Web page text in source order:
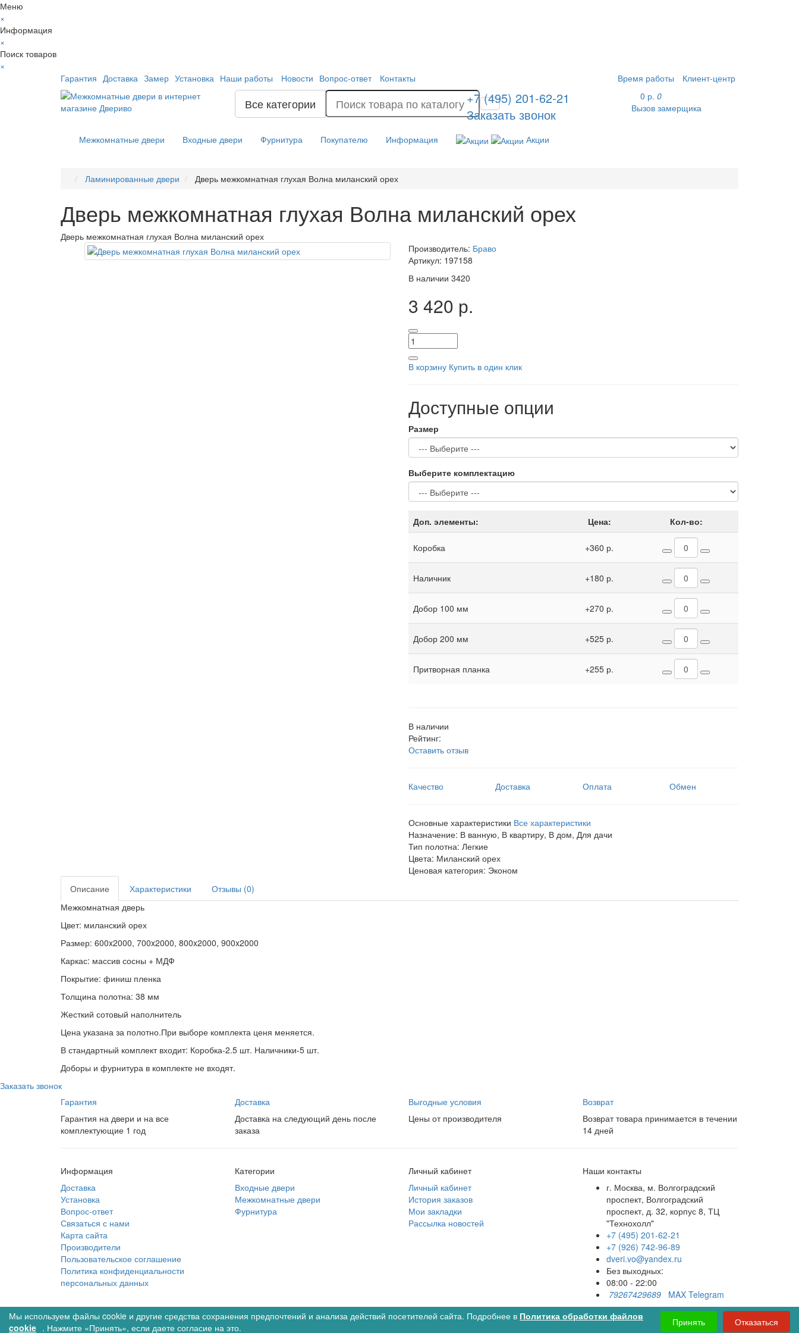
Меню
×
Информация
×
Поиск товаров
×
Гарантия Доставка Замер Установка Наши работы Новости Вопрос-ответ Контакты Время работы Клиент-центр
Все категории
+7 (495) 201-62-21
Заказать звонок
0 р. 0
Вызов замерщика
Межкомнатные двери Входные двери Фурнитура Покупателю Информация Акции
Ламинированные двери Дверь межкомнатная глухая Волна миланский орех
Дверь межкомнатная глухая Волна миланский орех
Дверь межкомнатная глухая Волна миланский орех
Производитель: Браво
Артикул: 197158
В наличии 3420
3 420 р.
В корзину Купить в один клик
Доступные опции
Размер
Выберите комплектацию
Доп. элементы: Цена: Кол-во:
Коробка +360 р.
Наличник +180 р.
Добор 100 мм +270 р.
Добор 200 мм +525 р.
Притворная планка +255 р.
В наличии
Рейтинг:
Оставить отзыв
Качество Доставка Оплата Обмен
Основные характеристики Все характеристики
Назначение: В ванную, В квартиру, В дом, Для дачи
Тип полотна: Легкие
Цвета: Миланский орех
Ценовая категория: Эконом
Описание
Характеристики
Отзывы (0)
Межкомнатная дверь
Цвет: миланский орех
Размер: 600x2000, 700x2000, 800x2000, 900x2000
Каркас: массив сосны + МДФ
Покрытие: финиш пленка
Толщина полотна: 38 мм
Жесткий сотовый наполнитель
Цена указана за полотно.При выборе комплекта ценя меняется.
В стандартный комплект входит: Коробка-2.5 шт. Наличники-5 шт.
Доборы и фурнитура в комплекте не входят.
Заказать звонок
Гарантия
Гарантия на двери и на все
комплектующие 1 год
Доставка
Доставка на следующий день после
заказа
Выгодные условия
Цены от производителя
Возврат
Возврат товара принимается в течении
14 дней
Информация
Доставка
Установка
Вопрос-ответ
Связаться с нами
Карта сайта
Производители
Пользовательское соглашение
Политика конфиденциальности
персональных данных
Категории
Входные двери
Межкомнатные двери
Фурнитура
Личный кабинет
Личный кабинет
История заказов
Мои закладки
Рассылка новостей
Наши контакты
г. Москва, м. Волгоградский
проспект, Волгоградский
проспект, д. 32, корпус 8, ТЦ
"Технохолл"
+7 (495) 201-62-21
+7 (926) 742-96-89
dveri.vo@yandex.ru
Без выходных:
08:00 - 22:00
79267429689
MAX Telegram
© Межкомнатные двери в интернет магазине Двериво
Принимаем к оплате:
Вы смотрели
Избранные товары Сравнение товаров Корзина 0
Мы используем файлы cookie и другие средства сохранения предпочтений и анализа действий посетителей сайта. Подробнее в Политика обработки файлов
cookie . Нажмите «Принять», если даете согласие на это. Принять Отказаться